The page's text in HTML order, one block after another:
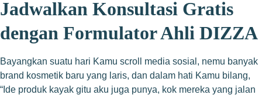
Jadwalkan Konsultasi Gratis
dengan Formulator Ahli DIZZA
Bayangkan suatu hari Kamu scroll media sosial, nemu banyak
brand kosmetik baru yang laris, dan dalam hati Kamu bilang,
“Ide produk kayak gitu aku juga punya, kok mereka yang jalan